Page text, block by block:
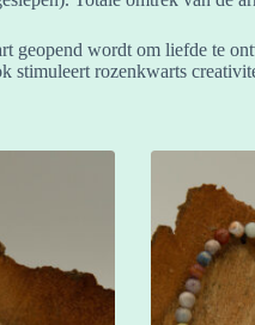
geopend wordt om liefde te
rozenkwarts